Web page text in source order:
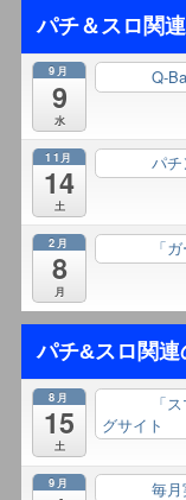
パチ＆スロ関
9月
9
水
Q-
11月
14
土
パチ
2月
8
月
「
パチ&スロ関連
8月
15
土
「
グサイト
9月 毎月